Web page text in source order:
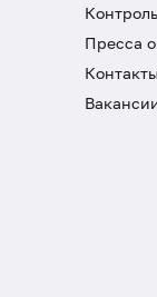
Пресса
Контакты